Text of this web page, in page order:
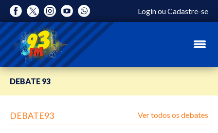
LoginouCadastre-se
DEBATE 93
DEBATE93 Ver todos os debates